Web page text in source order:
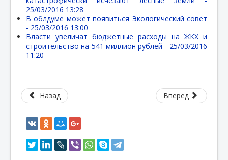
25/03/2016 13:28
В облдуме может появиться Экологический совет
- 25/03/2016 13:00
Власти увеличат бюджетные расходы на ЖКХ и
строительство на 541 миллион рублей - 25/03/2016
11:20
Назад Вперед